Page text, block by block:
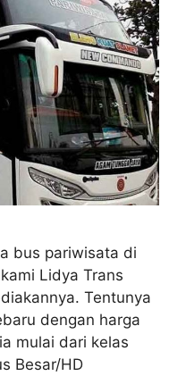
bus pariwisata di
Lidya Trans
Tentunya
dengan harga
mulai dari kelas
Besar/HD